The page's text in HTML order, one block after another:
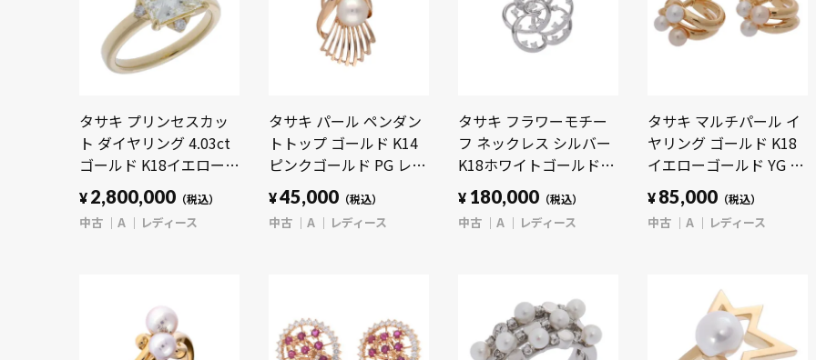
タサキ プリンセスカッ
ト ダイヤリング 4.03ct
ゴールド K18イエローゴ
ールド YG レディース ジ
ュエリー 【中古】
【jewelry】
¥ 2,800,000 （税込）
中古 A レディース
タサキ パール ペンダン
トトップ ゴールド K14
ピンクゴールド PG レデ
ィース ジュエリー 【中
古】【jewelry】
¥45,000 （税込）
中古 A レディース
タサキ フラワーモチー
フ ネックレス シルバー
K18ホワイトゴールド
WG レディース ジュエ
リー 【中古】
【jewelry】
¥ 180,000 （税込）
中古 A レディース
タサキ マルチパール イ
ヤリング ゴールド K18
イエローゴールド YG レ
ディース ジュエリー
【中古】【jewelry】
¥ 85,000 （税込）
中古 A レディース